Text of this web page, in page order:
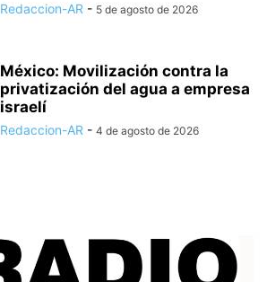
Redaccion-AR - 5 de agosto de 2026
México: Movilización contra la
privatización del agua a empresa
israelí
Redaccion-AR - 4 de agosto de 2026